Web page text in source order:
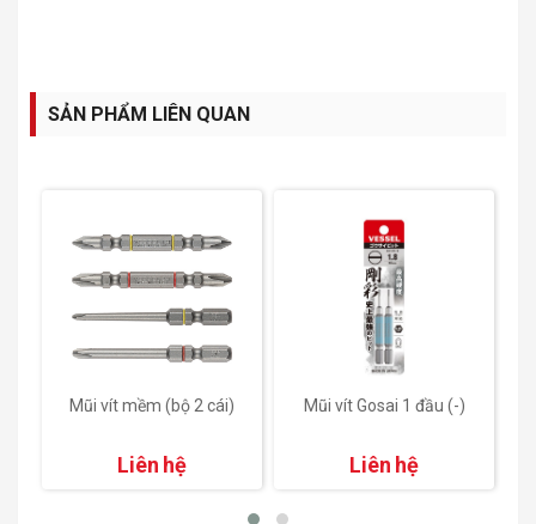
SẢN PHẨM LIÊN QUAN
Mũi vít mềm (bộ 2 cái)
Liên hệ
Mũi vít Gosai 1 đầu (-)
Liên hệ